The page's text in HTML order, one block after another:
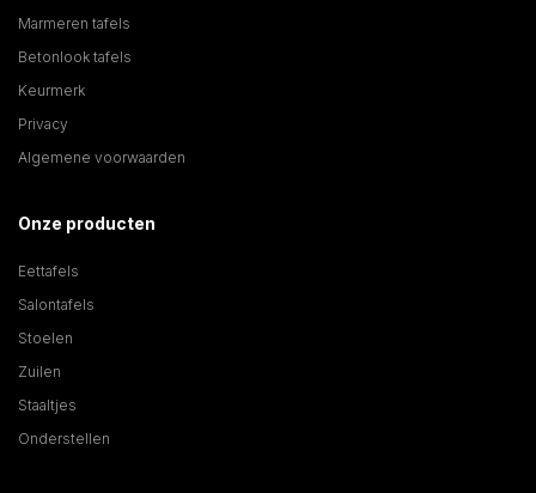
Marmeren tafels
Betonlook tafels
Keurmerk
Privacy
Algemene voorwaarden
Onze producten
Eettafels
Salontafels
Stoelen
Zuilen
Staaltjes
Onderstellen